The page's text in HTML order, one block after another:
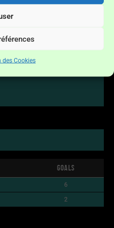
des Cookies
Goals
6
2